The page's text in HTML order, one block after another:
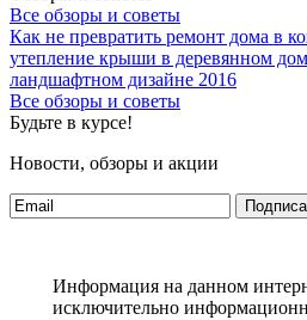
Все обзоры и советы
Как не превратить ремонт дома в
утепление крыши в деревянном
ландшафтном дизайне 2016
Все обзоры и советы
Будьте в курсе!
Новости, обзоры и акции
Информация на данном
исключительно